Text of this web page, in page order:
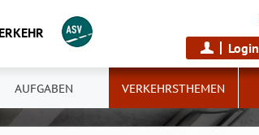
Login
AUFGABEN VERKEHRSTHEMEN